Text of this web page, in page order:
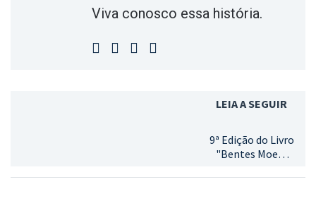
Viva conosco essa história.
LEIA A SEGUIR
9ª Edição do Livro
"Bentes Moedas
Maldonado